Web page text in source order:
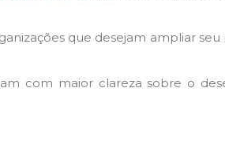
que desejam ampliar
com maior clareza sobre o